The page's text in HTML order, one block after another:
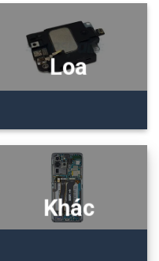
Loa
Khác